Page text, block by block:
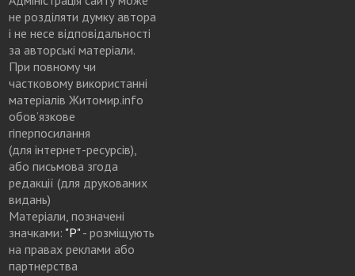
не розділяти думку автора
і не несе відповідальності
за авторські матеріали.
При повному чи
частковому використанні
матеріалів Житомир.info
обов’язкове
гіперпосилання
(для інтернет-ресурсів),
або письмова згода
редакції (для друкованих
видань)
Матеріали, позначені
значками: "Р"- розміщують
на правах реклами або
партнерства